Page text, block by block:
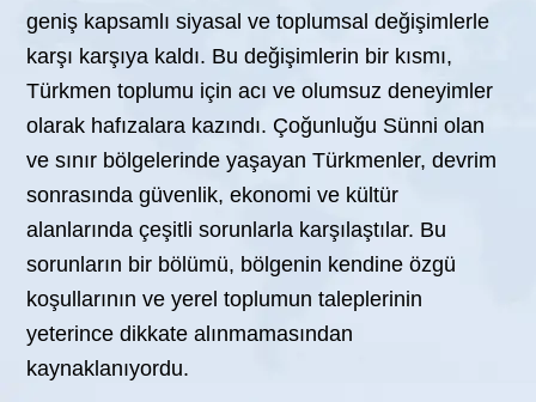
geniş kapsamlı siyasal ve toplumsal değişimlerle
karşı karşıya kaldı. Bu değişimlerin bir kısmı,
Türkmen toplumu için acı ve olumsuz deneyimler
olarak hafızalara kazındı. Çoğunluğu Sünni olan
ve sınır bölgelerinde yaşayan Türkmenler, devrim
sonrasında güvenlik, ekonomi ve kültür
alanlarında çeşitli sorunlarla karşılaştılar. Bu
sorunların bir bölümü, bölgenin kendine özgü
koşullarının ve yerel toplumun taleplerinin
yeterince dikkate alınmamasından
kaynaklanıyordu.